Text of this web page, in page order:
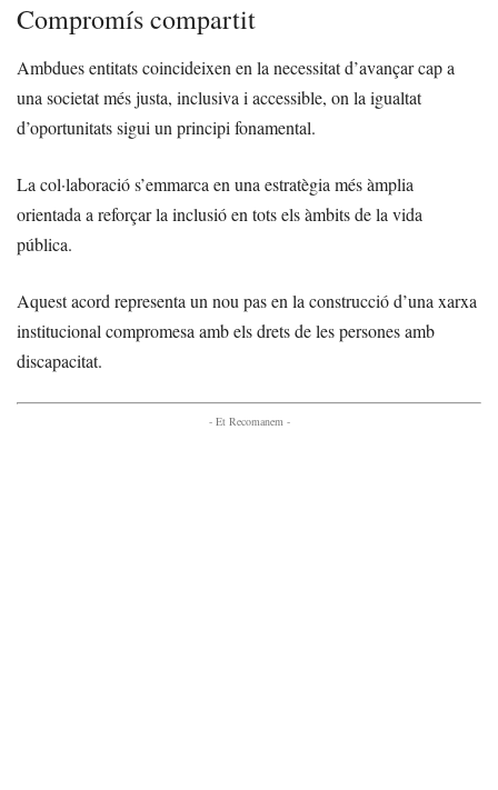
Compromís compartit
Ambdues entitats coincideixen en la necessitat d’avançar cap a
una societat més justa, inclusiva i accessible, on la igualtat
d’oportunitats sigui un principi fonamental.
La col·laboració s’emmarca en una estratègia més àmplia
orientada a reforçar la inclusió en tots els àmbits de la vida
pública.
Aquest acord representa un nou pas en la construcció d’una xarxa
institucional compromesa amb els drets de les persones amb
discapacitat.
- Et Recomanem -